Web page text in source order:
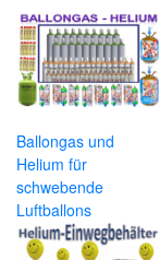
Ballongas und
Helium für
schwebende
Luftballons